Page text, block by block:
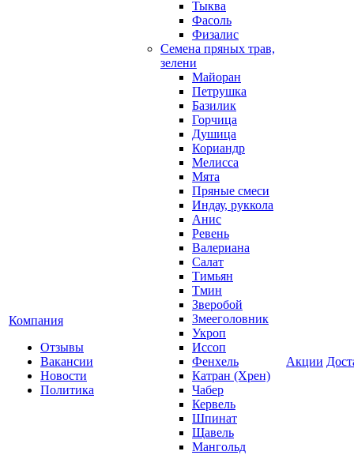
Компания
Отзывы
Вакансии
Новости
Политика
Тыква
Фасоль
Физалис
Семена пряных трав,
зелени
Майоран
Петрушка
Базилик
Горчица
Душица
Кориандр
Мелисса
Мята
Пряные смеси
Индау, руккола
Анис
Ревень
Валериана
Салат
Тимьян
Тмин
Зверобой
Змееголовник
Укроп
Иссоп
Фенхель
Катран (Хрен)
Чабер
Кервель
Шпинат
Щавель
Мангольд
Акции